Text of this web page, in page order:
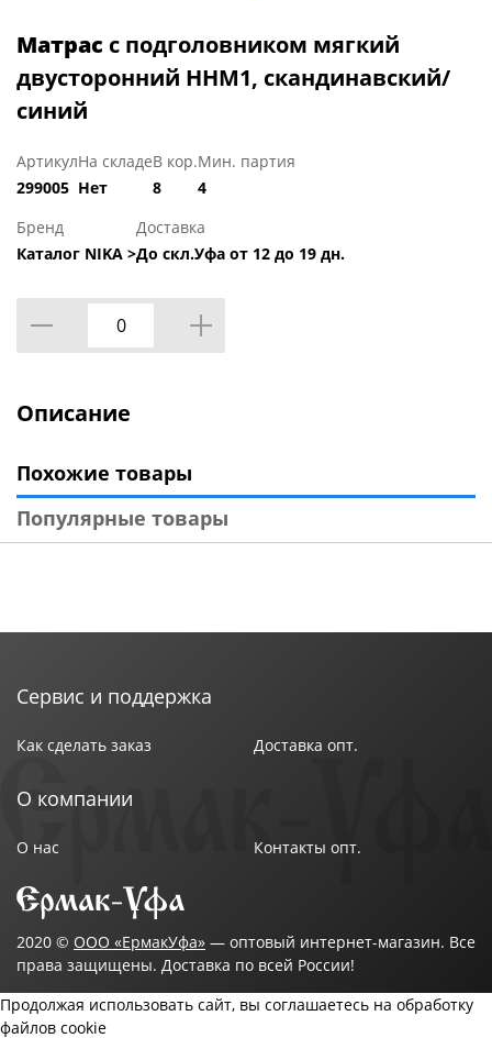
Матрас с подголовником мягкий
двусторонний ННМ1, скандинавский/
синий
Артикул
299005
На складе
Нет
В кор.
8
Мин. партия
4
Бренд
Каталог NIKA >
Доставка
До скл.Уфа от 12 до 19 дн.
Описание
Похожие товары
Популярные товары
Сервис и поддержка
Как сделать заказ Доставка опт.
О компании
О нас Контакты опт.
2020 © ООО «ЕрмакУфа» — оптовый интернет-магазин. Все
права защищены. Доставка по всей России!
Продолжая использовать сайт, вы соглашаетесь на обработку
файлов cookie